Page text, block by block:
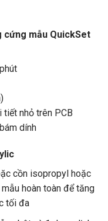
cứng mẫu QuickSet
phút
tiết nhỏ trên PCB
bám dính
cồn isopropyl hoặc
hoàn toàn để tăng
tối đa